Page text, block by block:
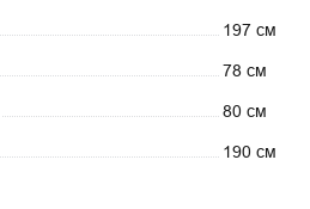
197 см
78 см
80 см
190 см